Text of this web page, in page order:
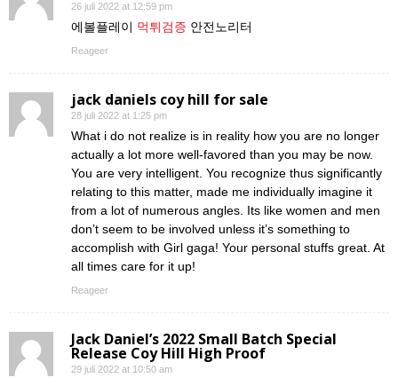
26 juli 2022 at 12:59 pm
에볼플레이 먹튀검증 안전노리터
Reageer
jack daniels coy hill for sale
28 juli 2022 at 1:25 pm
What i do not realize is in reality how you are no longer
actually a lot more well-favored than you may be now.
You are very intelligent. You recognize thus significantly
relating to this matter, made me individually imagine it
from a lot of numerous angles. Its like women and men
don’t seem to be involved unless it’s something to
accomplish with Girl gaga! Your personal stuffs great. At
all times care for it up!
Reageer
Jack Daniel’s 2022 Small Batch Special
Release Coy Hill High Proof
29 juli 2022 at 10:50 am